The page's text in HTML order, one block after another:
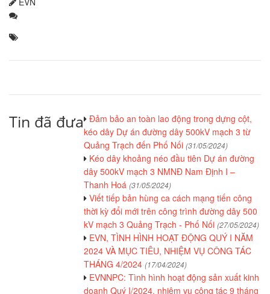
Tin đã đưa Đảm bảo an toàn lao động trong dựng cột,
kéo dây Dự án đường dây 500kV mạch 3 từ
Quảng Trạch đến Phố Nối (31/05/2024)
Kéo dây khoảng néo đầu tiên Dự án đường
dây 500kV mạch 3 NMNĐ Nam Định I –
Thanh Hoá (31/05/2024)
Viết tiếp bản hùng ca cách mạng tiến công
thời kỳ đổi mới trên công trình đường dây 500
kV mạch 3 Quảng Trạch - Phố Nối (27/05/2024)
EVN, TÌNH HÌNH HOẠT ĐỘNG QUÝ I NĂM
2024 VÀ MỤC TIÊU, NHIỆM VỤ CÔNG TÁC
THÁNG 4/2024 (17/04/2024)
EVNNPC: Tình hình hoạt động sản xuất kinh
doanh Quý I/2024, nhiệm vụ công tác 9 tháng